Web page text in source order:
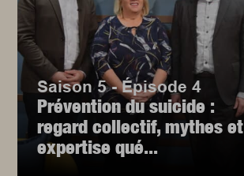
Saison 5 - Épisode 4
Prévention du suicide :
regard collectif, mythes et
expertise qué...